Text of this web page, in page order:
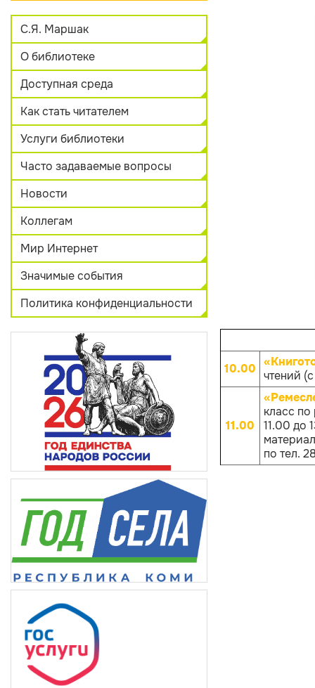
С.Я. Маршак
О библиотеке
Доступная среда
Как стать читателем
Услуги библиотеки
Часто задаваемые вопросы
Новости
Коллегам
Мир Интернет
Значимые события
Политика конфиденциальности
10.00 чтений
11.00
класс
11.00 до
по тел.